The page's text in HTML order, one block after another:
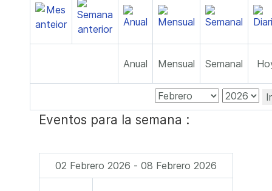
Anual Mensual Semanal
Eventos para la semana :
02 Febrero 2026 - 08 Febrero 2026